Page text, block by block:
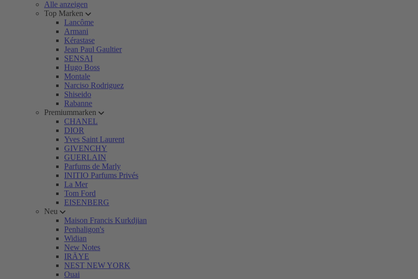
Alle anzeigen
Top Marken
Lancôme
Armani
Kérastase
Jean Paul Gaultier
SENSAI
Hugo Boss
Montale
Narciso Rodriguez
Shiseido
Rabanne
Premiummarken
CHANEL
DIOR
Yves Saint Laurent
GIVENCHY
GUERLAIN
Parfums de Marly
INITIO Parfums Privés
La Mer
Tom Ford
EISENBERG
Neu
Maison Francis Kurkdjian
Penhaligon's
Widian
New Notes
IRÄYE
NEST NEW YORK
Ouai